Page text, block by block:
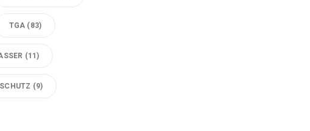
TGA (83)
(11)
(9)